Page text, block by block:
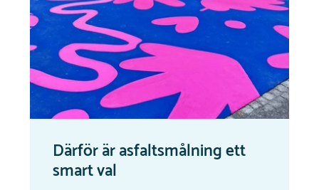
Därför är asfaltsmålning ett
smart val